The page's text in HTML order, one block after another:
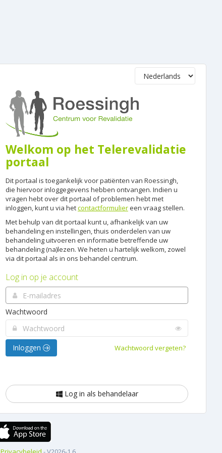
Welkom op het Telerevalidatie
portaal
Dit portaal is toegankelijk voor patiënten van Roessingh,
die hiervoor inloggegevens hebben ontvangen. Indien u
vragen hebt over dit portaal of problemen hebt met
inloggen, kunt u via hetcontactformuliereen vraag stellen.
Met behulp van dit portaal kunt u, afhankelijk van uw
behandeling en instellingen, thuis onderdelen van uw
behandeling uitvoeren en informatie betreffende uw
behandeling (na)lezen. We heten u hartelijk welkom, zowel
via dit portaal als in ons behandel centrum.
Log in op je account
Wachtwoord
Inloggen Wachtwoord vergeten?
Log in als behandelaar